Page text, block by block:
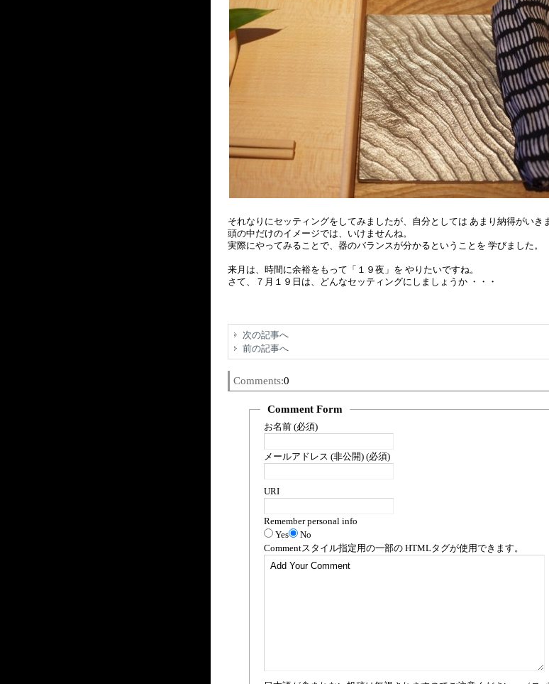
それなりにセッティングをしてみましたが、自分としては あまり納得がいき
頭の中だけのイメージでは、いけませんね。
実際にやってみることで、器のバランスが分かるということを 学びました。
来月は、時間に余裕をもって「１９夜」を やりたいですね。
さて、７月１９日は、どんなセッティングにしましょうか ・・・
次の記事へ
前の記事へ
Comments:0
Comment Form
お名前 (必須)
メールアドレス (非公開) (必須)
URI
Remember personal info
Yes
No
Commentスタイル指定用の一部の HTMLタグが使用できます。